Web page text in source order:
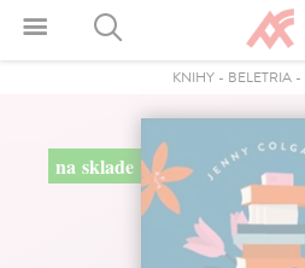
KNIHY- BELETRIA-
na sklade